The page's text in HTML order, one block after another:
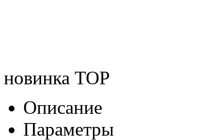
новинка TOP
Описание
Параметры